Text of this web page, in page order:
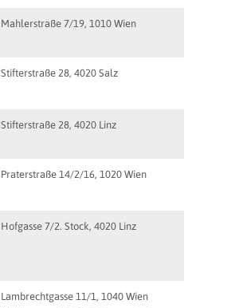
Mahlerstraße 7/19, 1010 Wien
Stifterstraße 28, 4020 Salz
Stifterstraße 28, 4020 Linz
Praterstraße 14/2/16, 1020 Wien
Hofgasse 7/2. Stock, 4020 Linz
Lambrechtgasse 11/1, 1040 Wien